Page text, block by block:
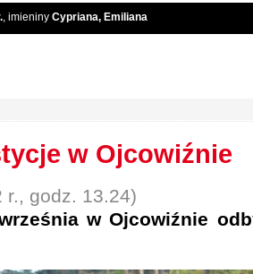
, imieniny Cypriana, Emiliana
w Ojcowiźnie
r., godz. 13.24)
w Ojcowiźnie